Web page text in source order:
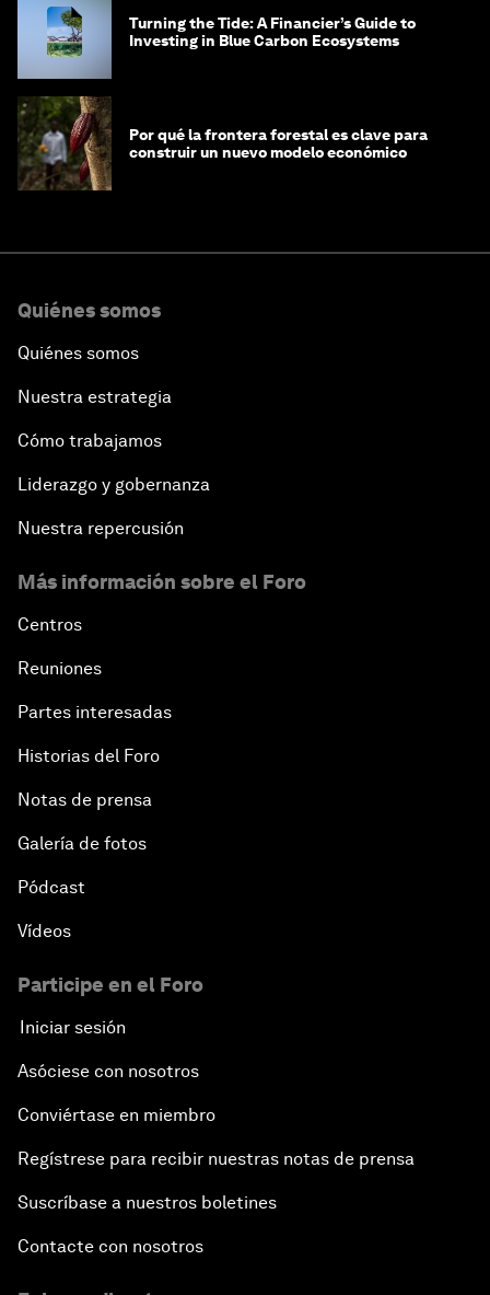
Turning the Tide: A Financier’s Guide to
Investing in Blue Carbon Ecosystems
Por qué la frontera forestal es clave para
construir un nuevo modelo económico
Quiénes somos
Quiénes somos
Nuestra estrategia
Cómo trabajamos
Liderazgo y gobernanza
Nuestra repercusión
Más información sobre el Foro
Centros
Reuniones
Partes interesadas
Historias del Foro
Notas de prensa
Galería de fotos
Pódcast
Vídeos
Participe en el Foro
Iniciar sesión
Asóciese con nosotros
Conviértase en miembro
Regístrese para recibir nuestras notas de prensa
Suscríbase a nuestros boletines
Contacte con nosotros